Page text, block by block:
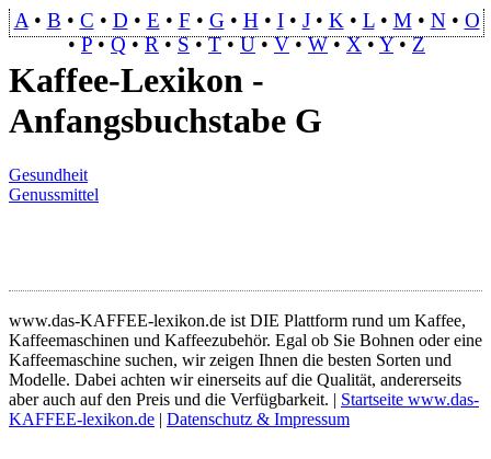
A • B • C • D • E • F • G • H • I• J• K • L• M• N• O
•P•Q•R•S•T•U•V•W•X•Y•Z
Kaffee-Lexikon -
Anfangsbuchstabe G
Gesundheit
Genussmittel
www.das-KAFFEE-lexikon.de ist DIE Plattform rund um Kaffee,
Kaffeemaschinen und Kaffeezubehör. Egal ob Sie Bohnen oder eine
Kaffeemaschine suchen, wir zeigen Ihnen die besten Sorten und
Modelle. Dabei achten wir einerseits auf die Qualität, andererseits
aber auch auf den Preis und die Verfügbarkeit. | Startseite www.das-
KAFFEE-lexikon.de | Datenschutz & Impressum